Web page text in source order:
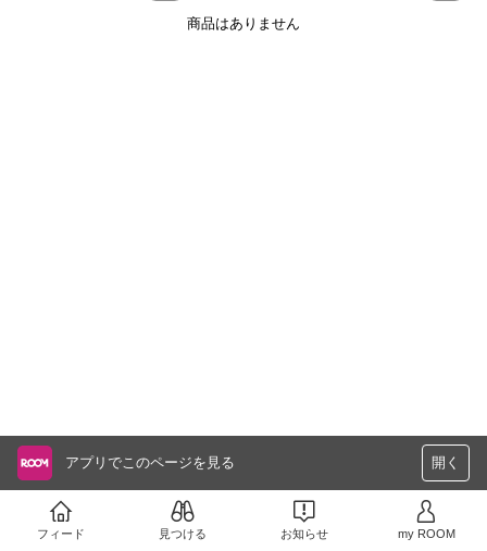
商品はありません
アプリでこのページを見る 開く
フィード 見つける お知らせ my ROOM